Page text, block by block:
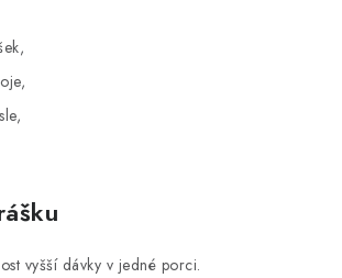
vyšší dávky v jedné porci.